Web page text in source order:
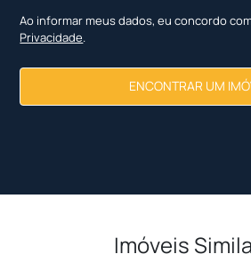
Ao informar meus dados, eu concordo
Privacidade.
ENCONTRAR UM
Imóveis